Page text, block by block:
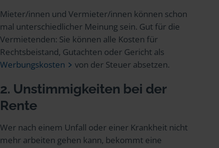
Mieter/innen und Vermieter/innen können schon
mal unterschiedlicher Meinung sein. Gut für die
Vermietenden: Sie können alle Kosten für
Rechtsbeistand, Gutachten oder Gericht als
Werbungskosten
von der Steuer absetzen.
2. Unstimmigkeiten bei der
Rente
Wer nach einem Unfall oder einer Krankheit nicht
mehr arbeiten gehen kann, bekommt eine